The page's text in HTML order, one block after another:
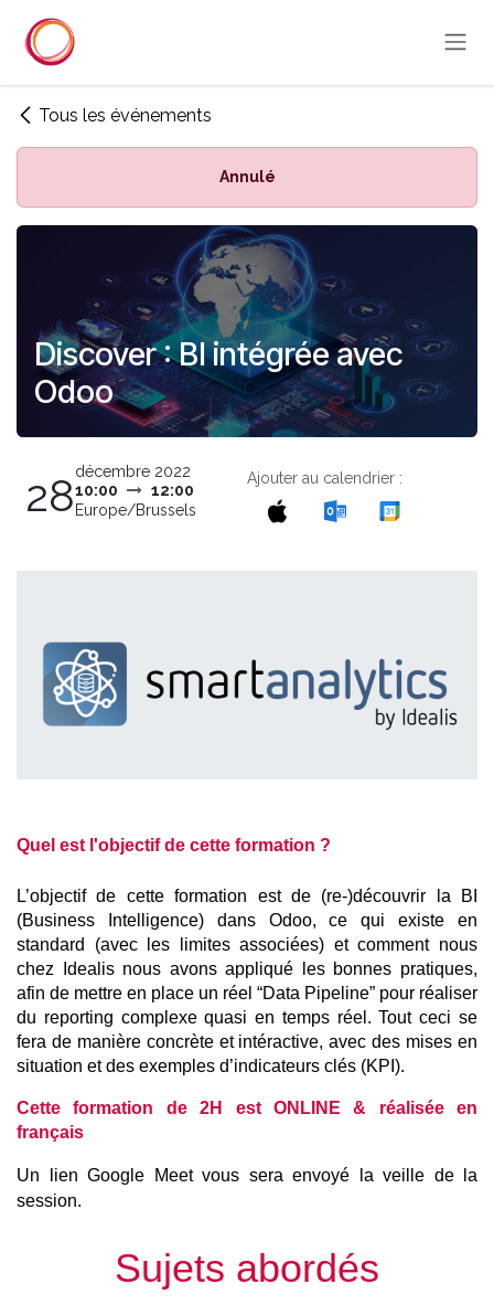
Tous les événements
Annulé
Discover : BI intégrée avec
Odoo
28décembre 2022
10:00
12:00
Europe/Brussels
Ajouter au calendrier :
Quel est l'objectif de cette formation ?
L’objectif de cette formation est de (re-)découvrir la BI
(Business Intelligence) dans Odoo, ce qui existe en
standard (avec les limites associées) et comment nous
chez Idealis nous avons appliqué les bonnes pratiques,
afin de mettre en place un réel “Data Pipeline” pour réaliser
du reporting complexe quasi en temps réel. Tout ceci se
fera de manière concrète et intéractive, avec des mises en
situation et des exemples d’indicateurs clés (KPI).
Cette formation de 2H est ONLINE & réalisée en
français
Un lien Google Meet vous sera envoyé la veille de la
session.
Sujets abordés